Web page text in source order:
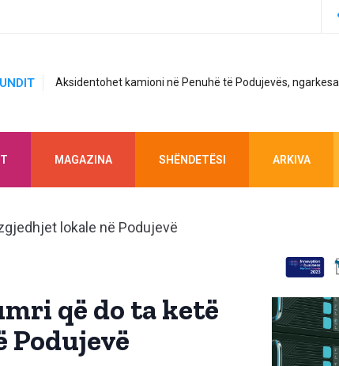
Aksidentohet kamioni në Penuhë të Podujevës,
MAGAZINA SHËNDETËSI ARKIVA
që do ta ketë
Podujevë